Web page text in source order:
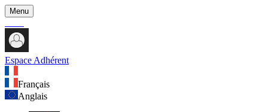
Menu
Espace Adhérent
Français
Anglais